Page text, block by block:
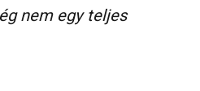
nem egy teljes